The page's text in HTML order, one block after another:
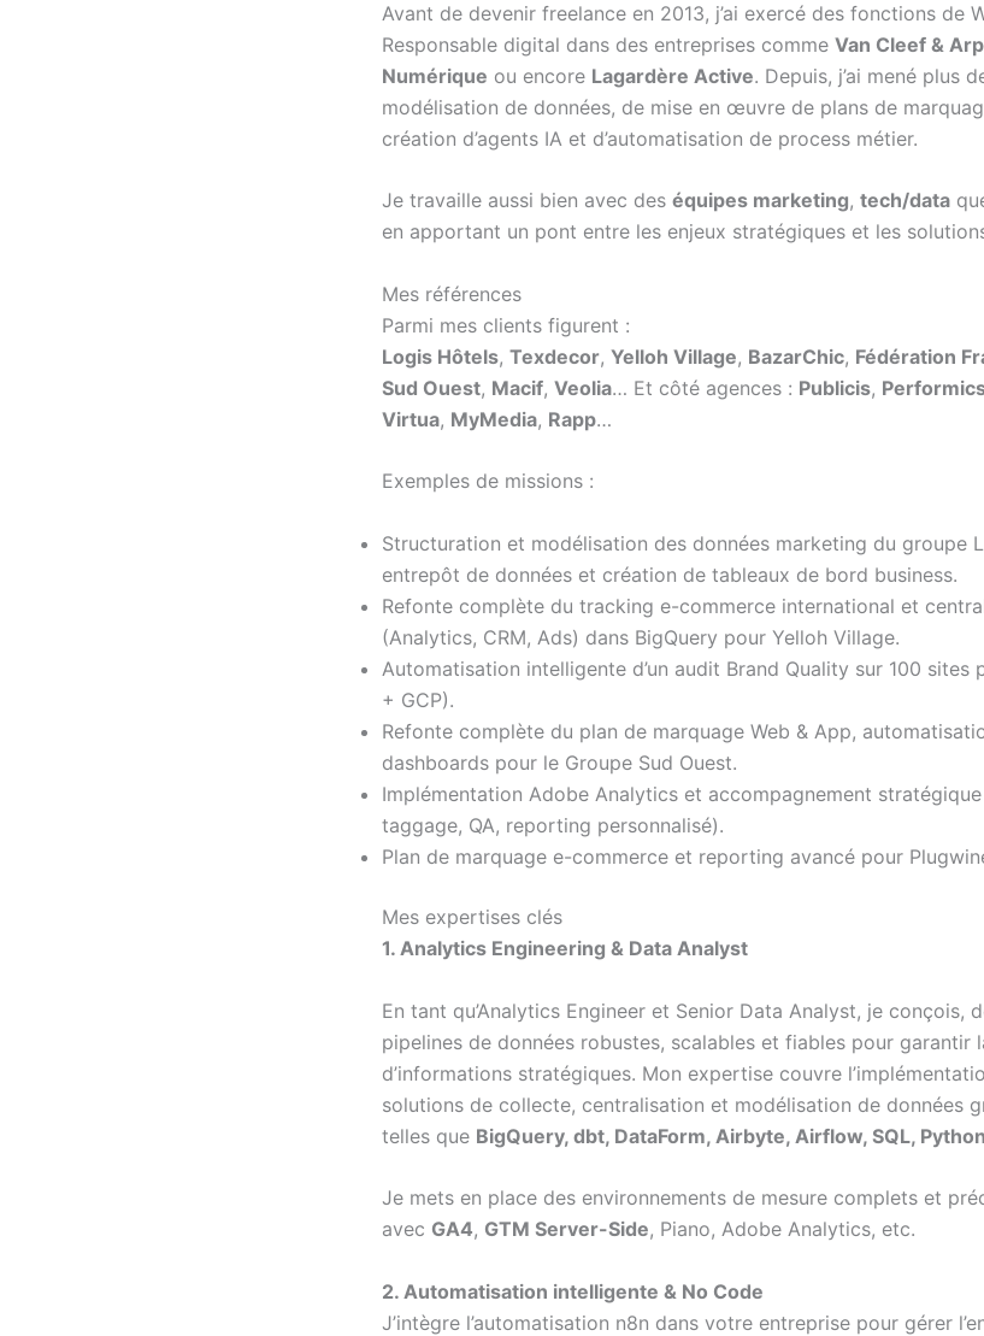
Avant de devenir freelance en 2013, j’ai exercé des fonctions de
Responsable digital dans des entreprises comme Van Cleef &
Numérique ou encore Lagardère Active. Depuis, j’ai mené plus
modélisation de données, de mise en œuvre de plans de
création d’agents IA et d’automatisation de process métier.
Je travaille aussi bien avec des équipes marketing, tech/data
en apportant un pont entre les enjeux stratégiques et les
Mes références
Parmi mes clients figurent :
Logis Hôtels, Texdecor, Yelloh Village, BazarChic, Fédération
Sud Ouest, Macif, Veolia… Et côté agences : Publicis,
Virtua, MyMedia, Rapp…
Exemples de missions :
Structuration et modélisation des données marketing du groupe
entrepôt de données et création de tableaux de bord business.
Refonte complète du tracking e-commerce international et
(Analytics, CRM, Ads) dans BigQuery pour Yelloh Village.
Automatisation intelligente d’un audit Brand Quality sur 100 sites
+ GCP).
Refonte complète du plan de marquage Web & App,
dashboards pour le Groupe Sud Ouest.
Implémentation Adobe Analytics et accompagnement
taggage, QA, reporting personnalisé).
Plan de marquage e-commerce et reporting avancé pour
Mes expertises clés
1. Analytics Engineering & Data Analyst
En tant qu’Analytics Engineer et Senior Data Analyst, je conçois,
pipelines de données robustes, scalables et fiables pour garantir
d’informations stratégiques. Mon expertise couvre
solutions de collecte, centralisation et modélisation de données
telles que BigQuery, dbt, DataForm, Airbyte, Airflow, SQL,
Je mets en place des environnements de mesure complets et
avec GA4, GTM Server-Side, Piano, Adobe Analytics, etc.
2. Automatisation intelligente & No Code
J’intègre l’automatisation n8n dans votre entreprise pour gérer